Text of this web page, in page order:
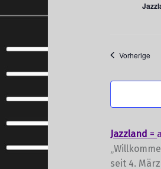
Vorherige
Jazzland =
seit 4.